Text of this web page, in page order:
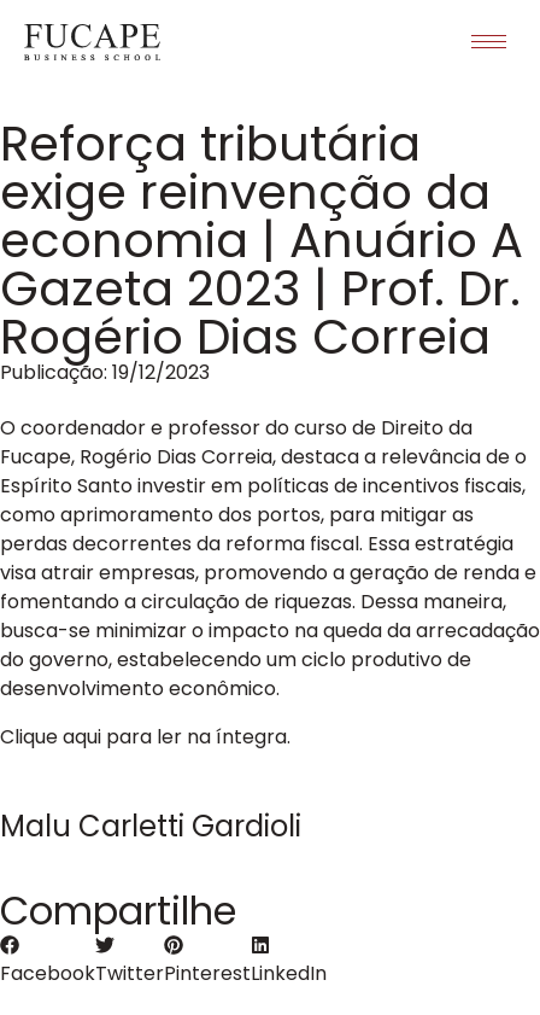
Reforça tributária
exige reinvenção da
economia | Anuário A
Gazeta 2023 | Prof. Dr.
Rogério Dias Correia
Publicação: 19/12/2023
O coordenador e professor do curso de Direito da
Fucape, Rogério Dias Correia, destaca a relevância de o
Espírito Santo investir em políticas de incentivos fiscais,
como aprimoramento dos portos, para mitigar as
perdas decorrentes da reforma fiscal. Essa estratégia
visa atrair empresas, promovendo a geração de renda e
fomentando a circulação de riquezas. Dessa maneira,
busca-se minimizar o impacto na queda da arrecadação
do governo, estabelecendo um ciclo produtivo de
desenvolvimento econômico.
Clique aqui para ler na íntegra.
Malu Carletti Gardioli
Compartilhe
FacebookTwitterPinterestLinkedIn